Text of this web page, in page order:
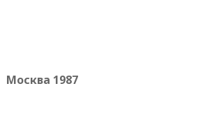
Москва 1987